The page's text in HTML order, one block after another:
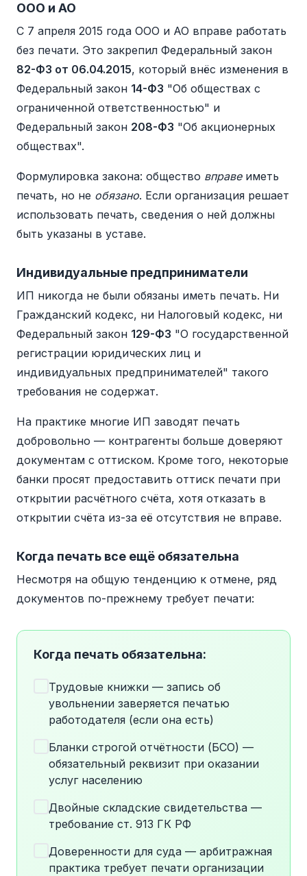
ООО и АО
С 7 апреля 2015 года ООО и АО вправе работать
без печати. Это закрепил Федеральный закон
82-ФЗ от 06.04.2015, который внёс изменения в
Федеральный закон 14-ФЗ "Об обществах с
ограниченной ответственностью" и
Федеральный закон 208-ФЗ "Об акционерных
обществах".
Формулировка закона: общество вправеиметь
печать, но не обязано. Если организация решает
использовать печать, сведения о ней должны
быть указаны в уставе.
Индивидуальные предприниматели
ИП никогда не были обязаны иметь печать. Ни
Гражданский кодекс, ни Налоговый кодекс, ни
Федеральный закон 129-ФЗ "О государственной
регистрации юридических лиц и
индивидуальных предпринимателей" такого
требования не содержат.
На практике многие ИП заводят печать
добровольно — контрагенты больше доверяют
документам с оттиском. Кроме того, некоторые
банки просят предоставить оттиск печати при
открытии расчётного счёта, хотя отказать в
открытии счёта из-за её отсутствия не вправе.
Когда печать все ещё обязательна
Несмотря на общую тенденцию к отмене, ряд
документов по-прежнему требует печати:
Когда печать обязательна:
Трудовые книжки — запись об
увольнении заверяется печатью
работодателя (если она есть)
Бланки строгой отчётности (БСО) —
обязательный реквизит при оказании
услуг населению
Двойные складские свидетельства —
требование ст. 913 ГК РФ
Доверенности для суда — арбитражная
практика требует печати организации